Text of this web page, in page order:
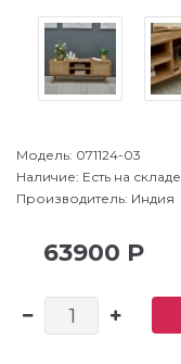
Модель: 071124-03
Наличие: Есть на складе
Производитель: Индия
63900 Р